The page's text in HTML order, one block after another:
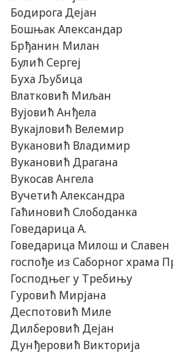
Бодирога Дејан
Бошњак Александар
Брђанин Милан
Булић Сергеј
Буха Љубица
Влатковић Миљан
Вујовић Анђела
Вукајловић Велемир
Вукановић Владимир
Вукановић Драгана
Вукосав Ангела
Вучетић Александра
Гаћиновић Слободанка
Говедарица А.
Говедарица Милош и Славен
госпође из Саборног храма
Господњег у Требињу
Гуровић Мирјана
Деспотовић Миле
Дилберовић Дејан
Дунђеровић Викторија